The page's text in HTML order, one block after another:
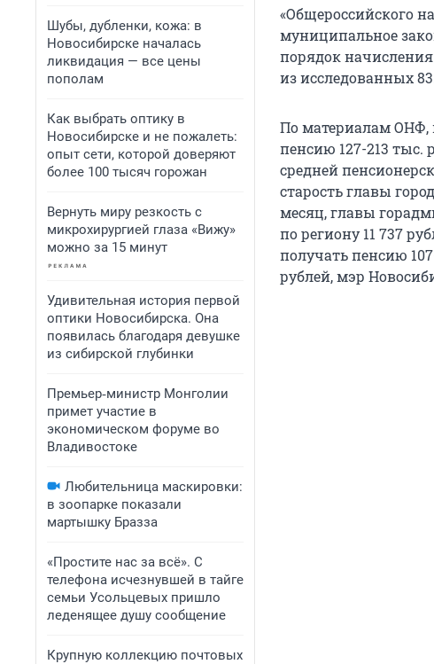
Шубы, дубленки, кожа: в
Новосибирске началась
ликвидация — все цены
пополам
Как выбрать оптику в
Новосибирске и не пожалеть:
опыт сети, которой доверяют
более 100 тысяч горожан
Вернуть миру резкость с
микрохирургией глаза «Вижу»
можно за 15 минут
Удивительная история первой
оптики Новосибирска. Она
появилась благодаря девушке
из сибирской глубинки
Премьер‑министр Монголии
примет участие в
экономическом форуме во
Владивостоке
Любительница маскировки:
в зоопарке показали
мартышку Бразза
«Простите нас за всё». С
телефона исчезнувшей в тайге
семьи Усольцевых пришло
леденящее душу сообщение
Крупную коллекцию почтовых
«Общероссийского
муниципальное
порядок
из исследованных
По материалам ОНФ,
пенсию 127-213 тыс.
средней
старость главы
месяц, главы
по региону 11 737
получать пенсию
рублей, мэр